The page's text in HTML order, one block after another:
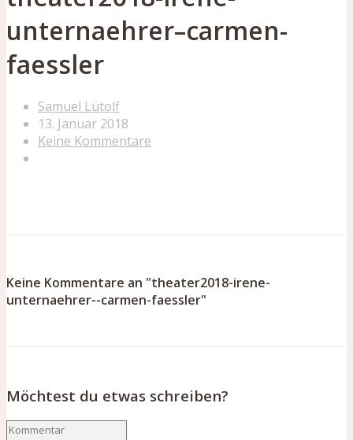
unternaehrer–carmen-
faessler
Samuel Lütolf
13. Januar 2018
Keine Kommentare
Keine Kommentare an "theater2018-irene-
unternaehrer--carmen-faessler"
Möchtest du etwas schreiben?